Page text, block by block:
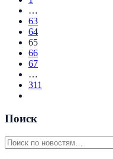
…
63
64
65
66
67
…
311
Поиск